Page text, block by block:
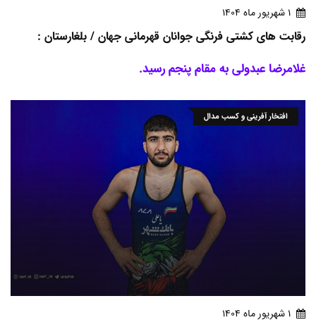
1 شهريور ماه 1404
رقابت های کشتی فرنگی جوانان قهرمانی جهان / بلغارستان :
غلامرضا عبدولی به مقام پنجم رسید.
افتخار آفرینی و کسب مدال
1 شهريور ماه 1404